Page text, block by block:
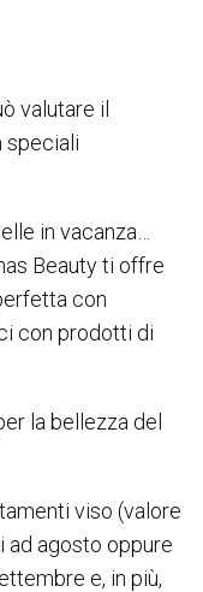
valutare il
speciali
in vacanza…
Beauty ti offre
con
con prodotti di
la bellezza del
viso (valore
ad agosto oppure
e, in più,